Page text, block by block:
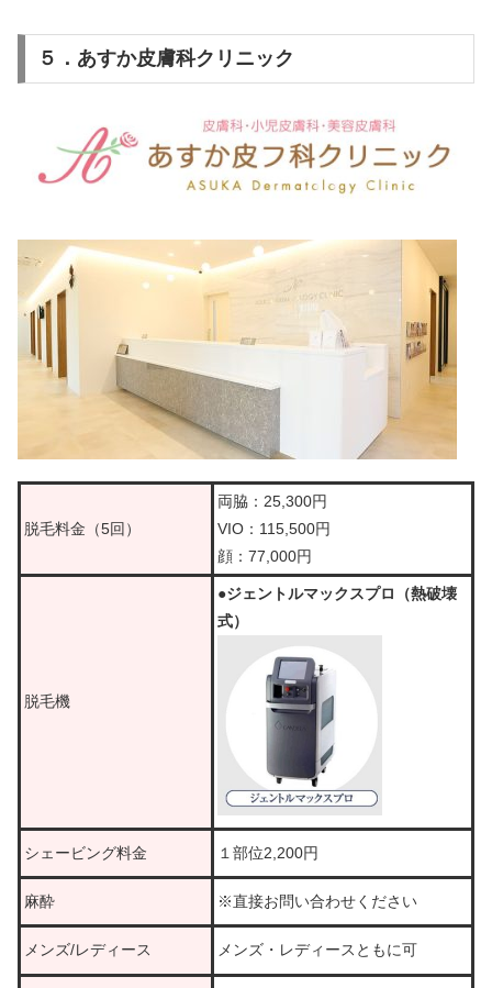
５．あすか皮膚科クリニック
脱毛料金（5回）
両脇：25,300円
VIO：115,500円
顔：77,000円
脱毛機
●ジェントルマックスプロ（熱破壊
式）
シェービング料金 １部位2,200円
麻酔 ※直接お問い合わせください
メンズ/レディース メンズ・レディースともに可